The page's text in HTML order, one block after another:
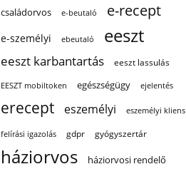
családorvos e-beutaló e-recept
e-személyi ebeutaló eeszt
eeszt karbantartás eeszt lassulás
EESZT mobiltoken egészségügy ejelentés
erecept eszemélyi eszemélyi kliens
felírási igazolás gdpr gyógyszertár
háziorvos háziorvosi rendelő